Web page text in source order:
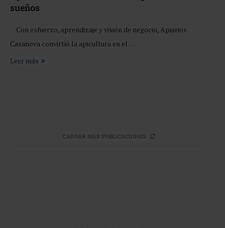
sueños
Con esfuerzo, aprendizaje y visión de negocio, Apiarios
Casanova convirtió la apicultura en el …
Leer más
CARGAR MÁS PUBLICACIONES